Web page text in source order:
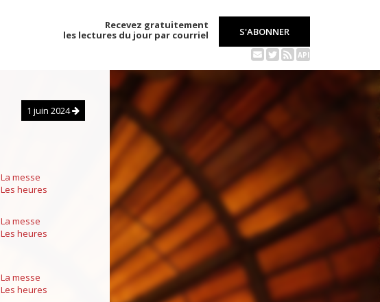
Recevez gratuitement
les lectures du jour par courriel
S'ABONNER
API
1 juin 2024
La messe
Les heures
La messe
Les heures
La messe
Les heures